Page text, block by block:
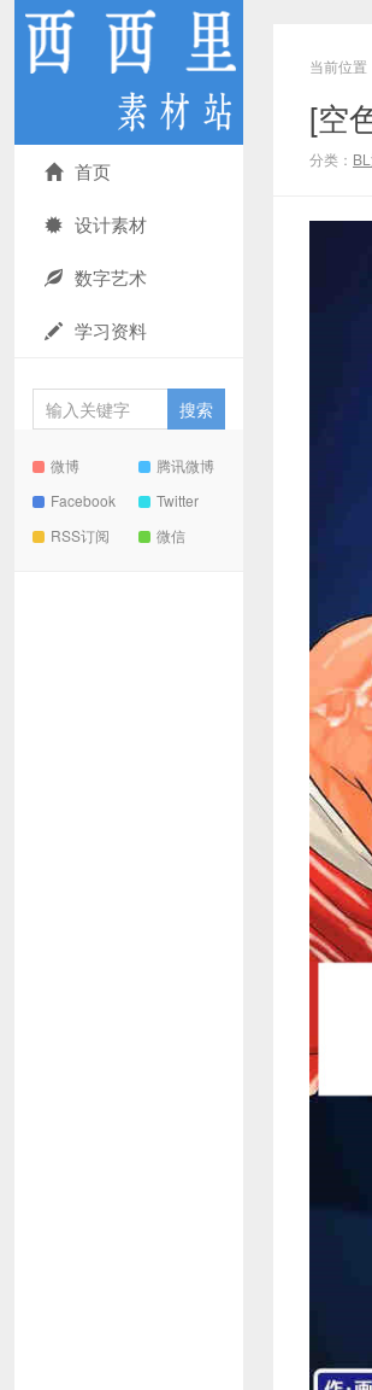
首页
设计素材
数字艺术
学习资料
微博
腾讯微博
Facebook
Twitter
RSS订阅
微信
当前位置
[空
分类：